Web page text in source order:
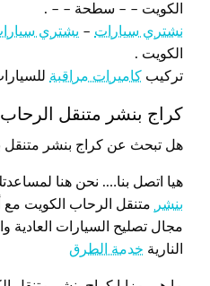
الكويت – – سطحة – – .
نشتري سيارات – يشتري
الكويت .
تركيب كاميرات مراقبة
كراج بنشر متنقل الرحاب
هل تبحث عن كراج بنشر متنقل
هيا اتصل بنا…. نحن هنا
بنشر
متنقل الرحاب الكويت
مجال تصليح السيارات العادية
النارية خدمة الطرق